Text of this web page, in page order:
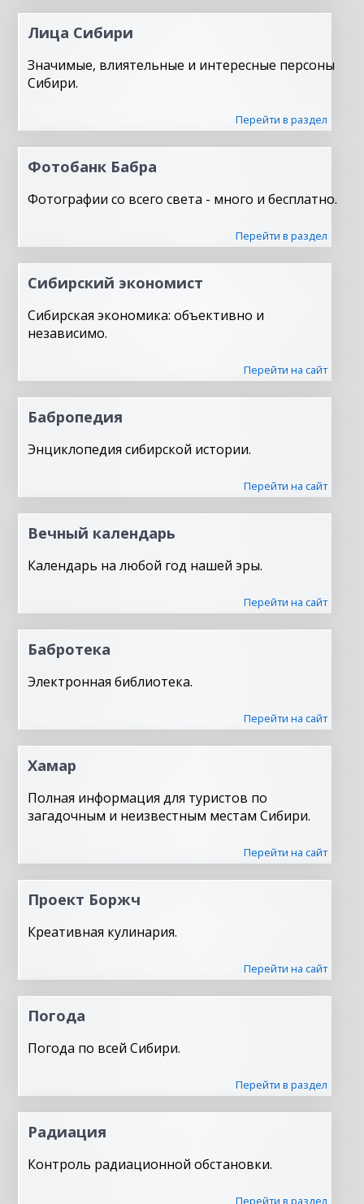
Лица Сибири
Значимые, влиятельные и интересные персоны
Сибири.
Перейти в раздел
Фотобанк Бабра
Фотографии со всего света - много и бесплатно.
Перейти в раздел
Сибирский экономист
Сибирская экономика: объективно и
независимо.
Перейти на сайт
Бабропедия
Энциклопедия сибирской истории.
Перейти на сайт
Вечный календарь
Календарь на любой год нашей эры.
Перейти на сайт
Бабротека
Электронная библиотека.
Перейти на сайт
Хамар
Полная информация для туристов по
загадочным и неизвестным местам Сибири.
Перейти на сайт
Проект Боржч
Креативная кулинария.
Перейти на сайт
Погода
Погода по всей Сибири.
Перейти в раздел
Радиация
Контроль радиационной обстановки.
Перейти в раздел